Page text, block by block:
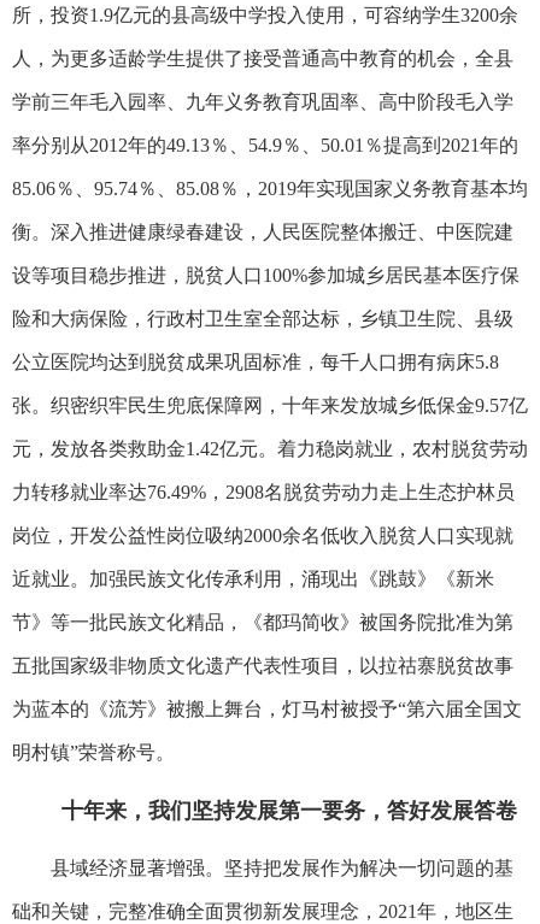
所，投资1.9亿元的县高级中学投入使用，可容纳学生3200余
人，为更多适龄学生提供了接受普通高中教育的机会，全县
学前三年毛入园率、九年义务教育巩固率、高中阶段毛入学
率分别从2012年的49.13％、54.9％、50.01％提高到2021年的
85.06％、95.74％、85.08％，2019年实现国家义务教育基本均
衡。深入推进健康绿春建设，人民医院整体搬迁、中医院建
设等项目稳步推进，脱贫人口100%参加城乡居民基本医疗保
险和大病保险，行政村卫生室全部达标，乡镇卫生院、县级
公立医院均达到脱贫成果巩固标准，每千人口拥有病床5.8
张。织密织牢民生兜底保障网，十年来发放城乡低保金9.57亿
元，发放各类救助金1.42亿元。着力稳岗就业，农村脱贫劳动
力转移就业率达76.49%，2908名脱贫劳动力走上生态护林员
岗位，开发公益性岗位吸纳2000余名低收入脱贫人口实现就
近就业。加强民族文化传承利用，涌现出《跳鼓》《新米
节》等一批民族文化精品，《都玛简收》被国务院批准为第
五批国家级非物质文化遗产代表性项目，以拉祜寨脱贫故事
为蓝本的《流芳》被搬上舞台，灯马村被授予“第六届全国文
明村镇”荣誉称号。
十年来，我们坚持发展第一要务，答好发展答卷
县域经济显著增强。坚持把发展作为解决一切问题的基
础和关键，完整准确全面贯彻新发展理念，2021年，地区生